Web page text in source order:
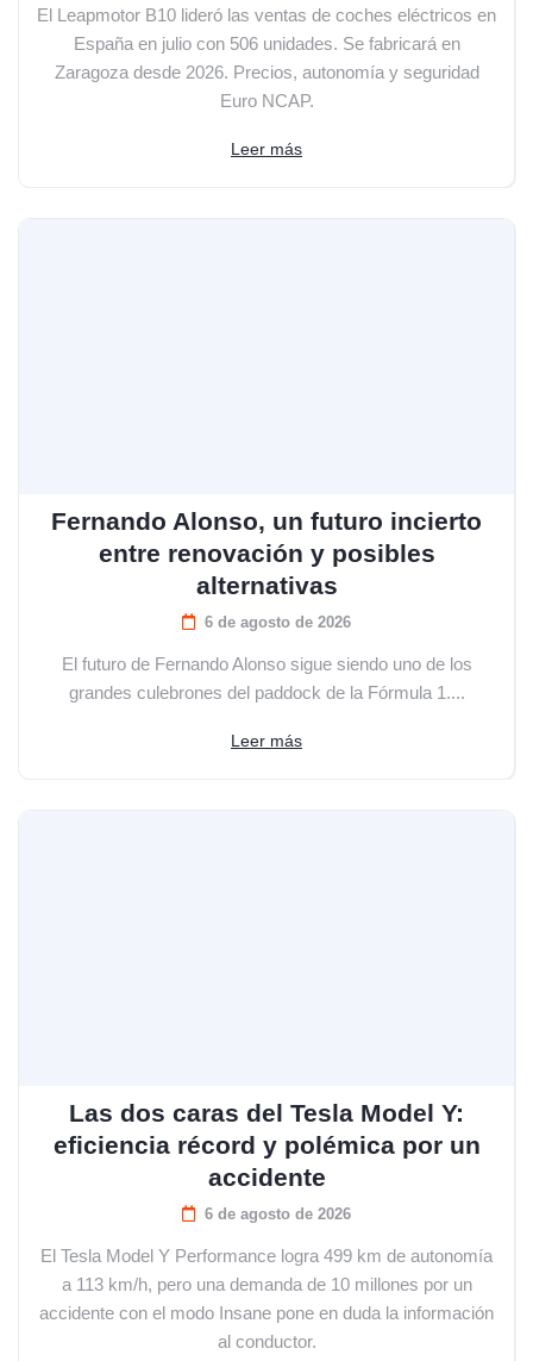
El Leapmotor B10 lideró las ventas de coches eléctricos en
España en julio con 506 unidades. Se fabricará en
Zaragoza desde 2026. Precios, autonomía y seguridad
Euro NCAP.
Leer más
Fernando Alonso, un futuro incierto
entre renovación y posibles
alternativas
6 de agosto de 2026
El futuro de Fernando Alonso sigue siendo uno de los
grandes culebrones del paddock de la Fórmula 1....
Leer más
Las dos caras del Tesla Model Y:
eficiencia récord y polémica por un
accidente
6 de agosto de 2026
El Tesla Model Y Performance logra 499 km de autonomía
a 113 km/h, pero una demanda de 10 millones por un
accidente con el modo Insane pone en duda la información
al conductor.